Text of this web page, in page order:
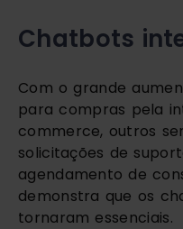
Chatbots
Com o grande
para compras pela
commerce, outros
solicitações de
agendamento de
demonstra que os
tornaram essenciais.